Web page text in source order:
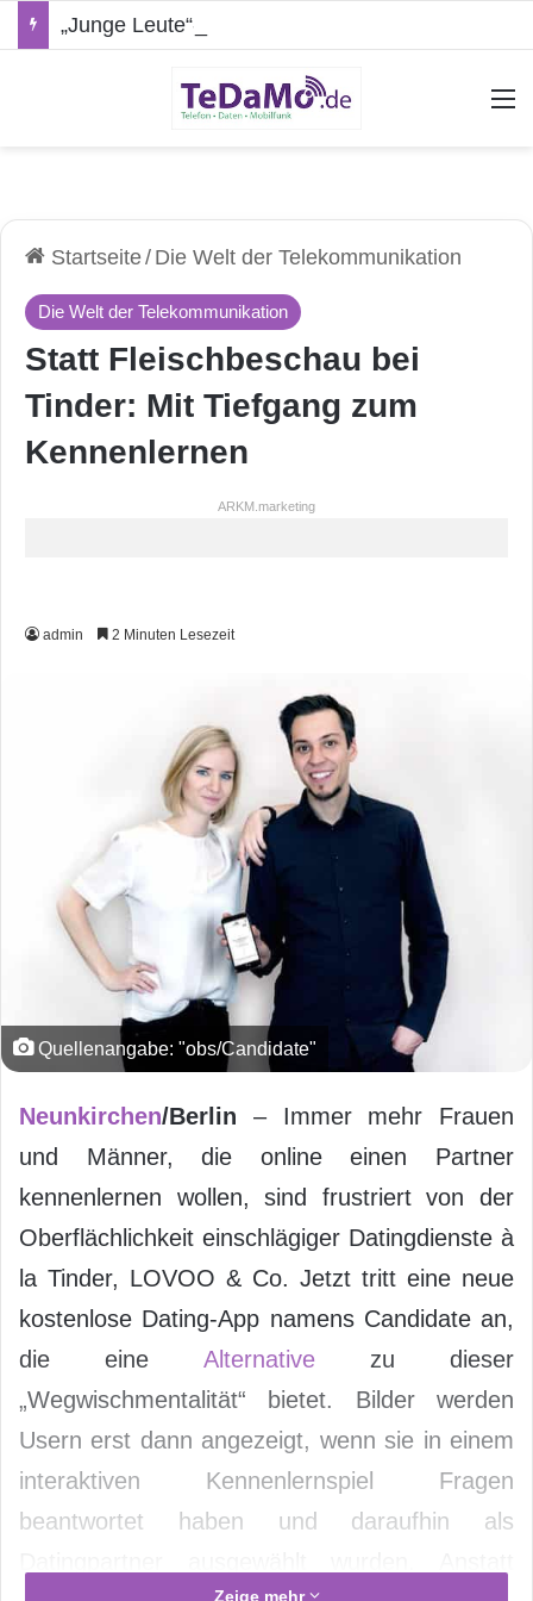
Startseite/ Die Welt der Telekommunikation
Die Welt der Telekommunikation
Statt Fleischbeschau bei
Tinder: Mit Tiefgang zum
Kennenlernen
ARKM.marketing
admin 2 Minuten Lesezeit
Quellenangabe: "obs/Candidate"
Neunkirchen/Berlin – Immer mehr Frauen
und Männer, die online einen Partner
kennenlernen wollen, sind frustriert von der
Oberflächlichkeit einschlägiger Datingdienste à
la Tinder, LOVOO & Co. Jetzt tritt eine neue
kostenlose Dating-App namens Candidate an,
die eine Alternativezu dieser
„Wegwischmentalität“ bietet. Bilder werden
Usern erst dann angezeigt, wenn sie in einem
interaktiven Kennenlernspiel Fragen
beantwortet haben und daraufhin als
Zeige mehr